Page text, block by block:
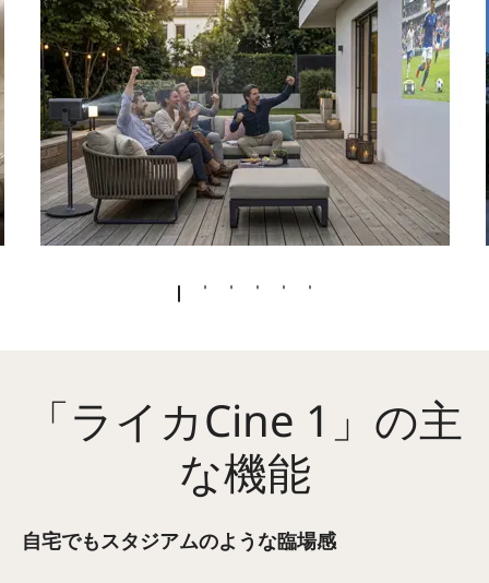
「ライカCine 1」の主
な機能
自宅でもスタジアムのような臨場感